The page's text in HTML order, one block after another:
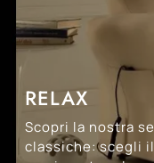
RELAX
Scopri la nostra
classiche: scegli